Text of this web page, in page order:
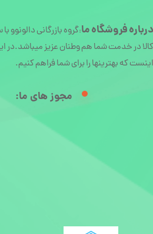
دربارهفروشگاه ما:گروه بازرگانی دالونوو
کالا در خدمت شما هم وطنان عزیز میباشد.در
اینست که بهترینها را برای شما فراهم کنیم.
مجوز های ما:​